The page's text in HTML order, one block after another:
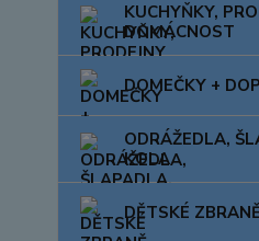
KUCHYŇKY,
DOMÁCNOST
DOMEČKY +
ODRÁŽEDLA,
KOLA
DĚTSKÉ ZBRANĚ